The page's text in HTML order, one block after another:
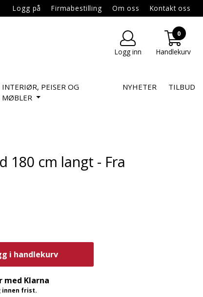
Logg på Firmabestilling Om oss Kontakt oss
Logg inn
0
Handlekurv
INTERIØR, PEISER OG
MØBLER
NYHETER TILBUD
180 cm langt - Fra
i handlekurv
med Klarna
innen frist.